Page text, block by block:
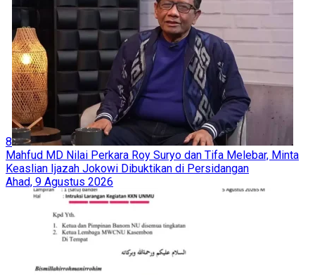
8
Mahfud MD Nilai Perkara Roy Suryo dan Tifa Melebar, Minta
Keaslian Ijazah Jokowi Dibuktikan di Persidangan
Ahad, 9 Agustus 2026